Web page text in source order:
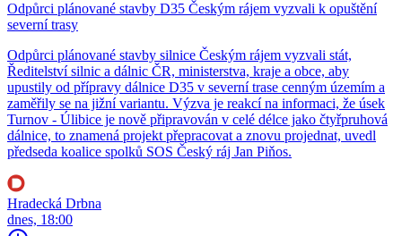
Odpůrci plánované stavby D35 Českým rájem vyzvali k opuštění
severní trasy
Odpůrci plánované stavby silnice Českým rájem vyzvali stát,
Ředitelství silnic a dálnic ČR, ministerstva, kraje a obce, aby
upustily od přípravy dálnice D35 v severní trase cenným územím a
zaměřily se na jižní variantu. Výzva je reakcí na informaci, že úsek
Turnov - Úlibice je nově připravován v celé délce jako čtyřpruhová
dálnice, to znamená projekt přepracovat a znovu projednat, uvedl
předseda koalice spolků SOS Český ráj Jan Piňos.
Hradecká Drbna
dnes, 18:00